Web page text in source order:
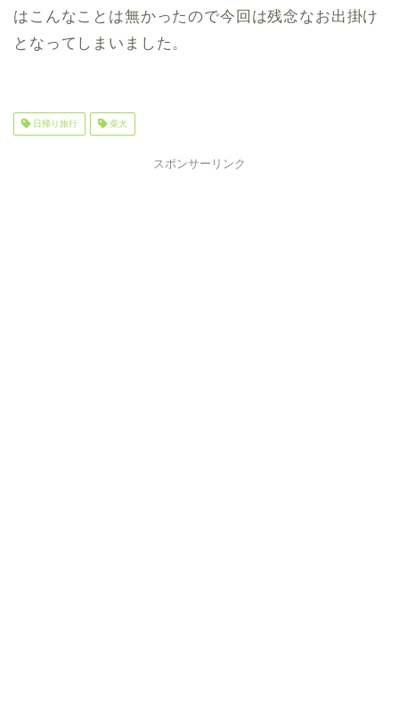
はこんなことは無かったので今回は残念なお出掛け
となってしまいました。
日帰り旅行 柴犬
スポンサーリンク